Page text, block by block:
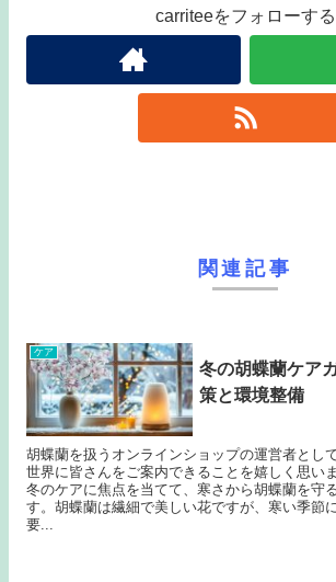
carriteeをフォローする
関連記事
ケア
冬の胡蝶蘭ケア
策と環境整備
胡蝶蘭を扱うオンラインショップの運営者とし
世界に皆さんをご案内できることを嬉しく思い
冬のケアに焦点を当てて、寒さから胡蝶蘭を守
す。胡蝶蘭は繊細で美しい花ですが、寒い季節
要...